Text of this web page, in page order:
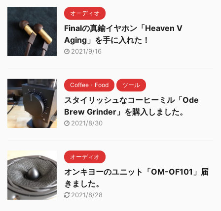
オーディオ
Finalの真鍮イヤホン「Heaven V
Aging」を手に入れた！
2021/9/16
Coffee・Food ツール
スタイリッシュなコーヒーミル「Ode
Brew Grinder」を購入しました。
2021/8/30
オーディオ
オンキヨーのユニット「OM-OF101」届
きました。
2021/8/28